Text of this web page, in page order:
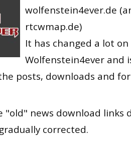
wolfenstein4ever.de
rtcwmap.de)
It has changed a lot on
Wolfenstein4ever and
posts, downloads and
"old" news download links
corrected.